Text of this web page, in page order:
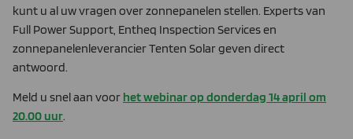
kunt u al uw vragen over zonnepanelen stellen. Experts van
Full Power Support, Entheq Inspection Services en
zonnepanelenleverancier Tenten Solar geven direct
antwoord.
Meld u snel aan voor het webinar op donderdag 14 april om
20.00 uur.